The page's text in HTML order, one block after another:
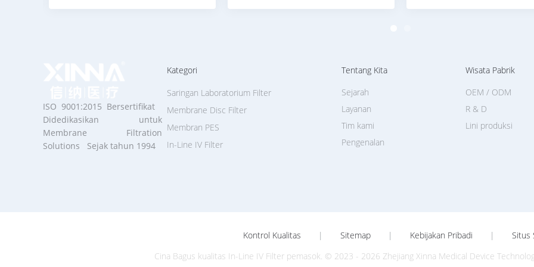
ISO 9001:2015 Bersertifikat
Didedikasikan untuk
Membrane Filtration
Solutions Sejak tahun 1994
Kategori
In-Line IV Filter
Saringan Laboratorium Filter
Membrane Disc Filter
Membran PES
Tentang Kita
Pengenalan
Sejarah
Layanan
Tim kami
Wisata Pabrik
Lini produksi
OEM / ODM
R & D
Kontrol Kualitas | Sitemap | Kebijakan Pribadi |
Situs
Cina Bagus kualitas In-Line IV Filter pemasok. © 2023 - 2026 Zhejiang Xinna Medical Device